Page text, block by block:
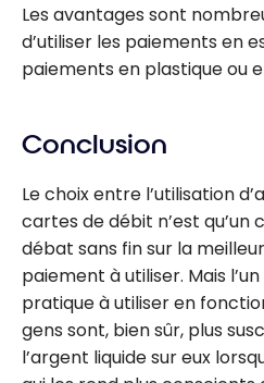
Les avantages sont
d’utiliser les paiements en
paiements en plastique ou
Conclusion
Le choix entre l’utilisation
cartes de débit n’est qu’un
débat sans fin sur la
paiement à utiliser. Mais
pratique à utiliser en
gens sont, bien sûr, plus
l’argent liquide sur eux